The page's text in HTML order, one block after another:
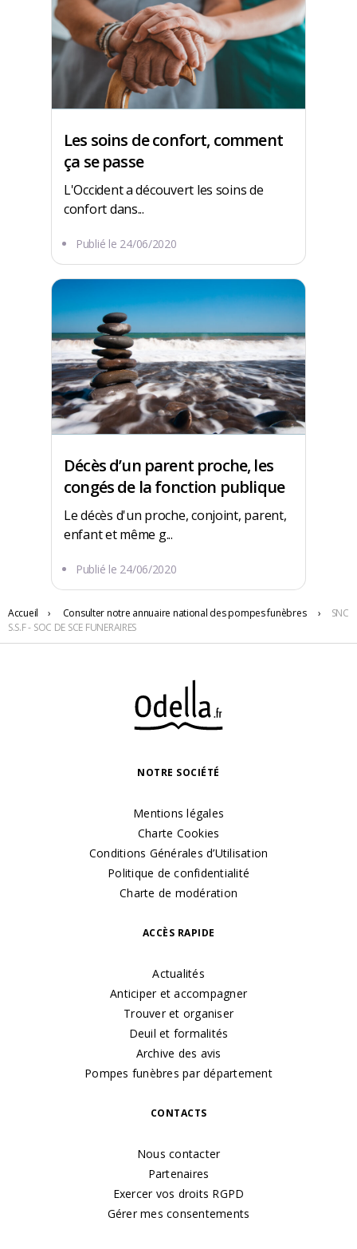
11 AV DE LA REPUBLIQUE
69200 Vénissieux
Les soins de confort, comment
ça se passe
L'Occident a découvert les soins de
confort dans...
Publié le 24/06/2020
Décès d’un parent proche, les
congés de la fonction publique
Le décès d'un proche, conjoint, parent,
enfant et même g...
Publié le 24/06/2020
Accueil › Consulter notre annuaire national des pompes funèbres ›
SNC
S.S.F - SOC DE SCE FUNERAIRES
NOTRE SOCIÉTÉ
Mentions légales
Charte Cookies
Conditions Générales d’Utilisation
Politique de confidentialité
Charte de modération
ACCÈS RAPIDE
Actualités
Anticiper et accompagner
Trouver et organiser
Deuil et formalités
Archive des avis
Pompes funèbres par département
CONTACTS
Nous contacter
Partenaires
Exercer vos droits RGPD
Gérer mes consentements